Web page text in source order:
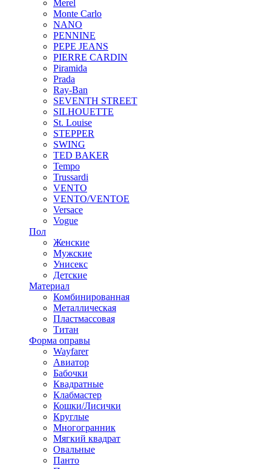
Merel
Monte Carlo
NANO
PENNINE
PEPE JEANS
PIERRE CARDIN
Piramida
Prada
Ray-Ban
SEVENTH STREET
SILHOUETTE
St. Louise
STEPPER
SWING
TED BAKER
Tempo
Trussardi
VENTO
VENTO/VENTOE
Versace
Vogue
Пол
Женские
Мужские
Унисекс
Детские
Материал
Комбинированная
Металлическая
Пластмассовая
Титан
Форма оправы
Wayfarer
Авиатор
Бабочки
Квадратные
Клабмастер
Кошки/Лисички
Круглые
Многогранник
Мягкий квадрат
Овальные
Панто